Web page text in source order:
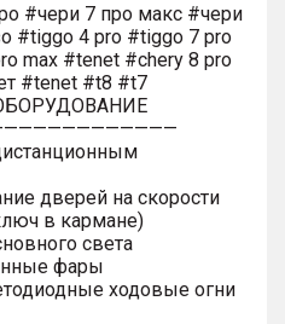
#чери 7 про макс #чери
#tiggo 4 pro #tiggo 7 pro
max #tenet #chery 8 pro
#tenet #t8 #t7
дверей на скорости
в кармане)
света
фары
ходовые огни